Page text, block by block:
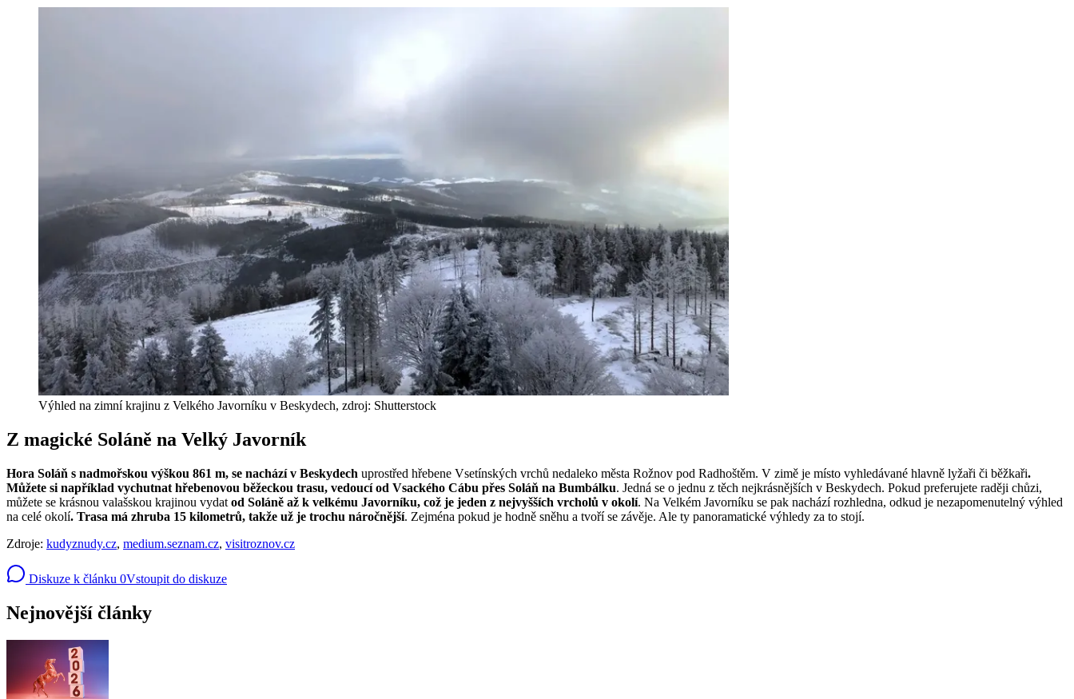
Výhled na zimní krajinu z Velkého Javorníku v Beskydech, zdroj: Shutterstock
Z magické Soláně na Velký Javorník
Hora Soláň s nadmořskou výškou 861 m, se nachází v Beskydech uprostřed hřebene Vsetínských vrchů nedaleko města Rožnov pod Radhoštěm. V zimě je místo vyhledávané hlavně lyžaři či běžkaři.
Můžete si například vychutnat hřebenovou běžeckou trasu, vedoucí od Vsackého Cábu přes Soláň na Bumbálku. Jedná se o jednu z těch nejkrásnějších v Beskydech. Pokud preferujete raději chůzi,
můžete se krásnou valašskou krajinou vydat od Soláně až k velkému Javorníku, což je jeden z nejvyšších vrcholů v okolí. Na Velkém Javorníku se pak nachází rozhledna, odkud je nezapomenutelný výhled
na celé okolí. Trasa má zhruba 15 kilometrů, takže už je trochu náročnější. Zejména pokud je hodně sněhu a tvoří se závěje. Ale ty panoramatické výhledy za to stojí.
Zdroje: kudyznudy.cz, medium.seznam.cz, visitroznov.cz
Diskuze k článku 0Vstoupit do diskuze
Nejnovější články